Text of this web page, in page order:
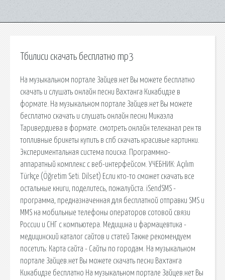
Тбилиси скачать бесплатно mp3
На музыкальном портале Зайцев.нет Вы можете бесплатно
скачать и слушать онлайн песни Вахтанга Кикабидзе в
формате. На музыкальном портале Зайцев.нет Вы можете
бесплатно скачать и слушать онлайн песни Микаэла
Таривердиева в формате. смотреть онлайн телеканал рен тв
топливные брикеты купить в спб скачать красивые картинки.
Экспериментальная система поиска. Программно-
аппаратный комплекс с веб-интерфейсом. УЧЕБНИК: Açılım
Türkçe (Öğretim Seti. Dilset) Если кто-то сможет скачать все
остальные книги, поделитесь, пожалуйста. iSendSMS -
программа, предназначенная для бесплатной отправки SMS и
MMS на мобильные телефоны операторов сотовой связи
России и СНГ с компьютера. Медицина и фармацевтика -
медицинский каталог сайтов и статей Также рекомендуем
посетить: Карта сайта - Сайты по городам. На музыкальном
портале Зайцев.нет Вы можете скачать песни Вахтанга
Кикабидзе бесплатно На музыкальном портале Зайцев.нет Вы